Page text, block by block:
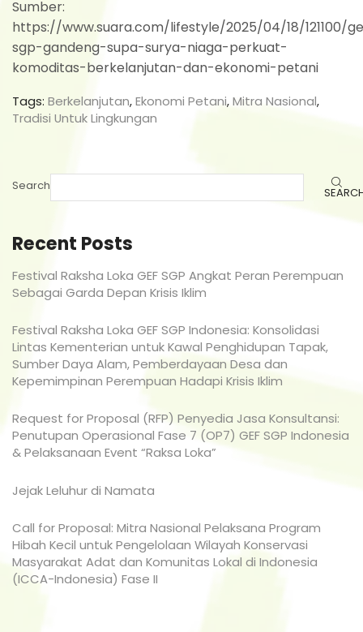
Sumber:
https://www.suara.com/lifestyle/2025/04/18/121100/
sgp-gandeng-supa-surya-niaga-perkuat-
komoditas-berkelanjutan-dan-ekonomi-petani
Tags: Berkelanjutan,Ekonomi Petani,Mitra Nasional,
Tradisi Untuk Lingkungan
Search
Recent Posts
Festival Raksha Loka GEF SGP Angkat Peran Perempuan
Sebagai Garda Depan Krisis Iklim
Festival Raksha Loka GEF SGP Indonesia: Konsolidasi
Lintas Kementerian untuk Kawal Penghidupan Tapak,
Sumber Daya Alam, Pemberdayaan Desa dan
Kepemimpinan Perempuan Hadapi Krisis Iklim
Request for Proposal (RFP) Penyedia Jasa Konsultansi:
Penutupan Operasional Fase 7 (OP7) GEF SGP Indonesia
& Pelaksanaan Event “Raksa Loka”
Jejak Leluhur di Namata
Call for Proposal: Mitra Nasional Pelaksana Program
Hibah Kecil untuk Pengelolaan Wilayah Konservasi
Masyarakat Adat dan Komunitas Lokal di Indonesia
(ICCA-Indonesia) Fase II